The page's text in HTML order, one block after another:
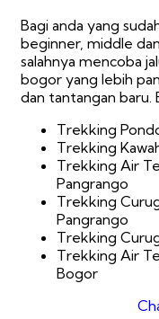
Bagi anda yang
beginner, middle
salahnya mencoba
bogor yang lebih
dan tantangan baru.
Trekking
Trekking
Trekking Air
Pangrango
Trekking
Pangrango
Trekking
Trekking Air
Bogor